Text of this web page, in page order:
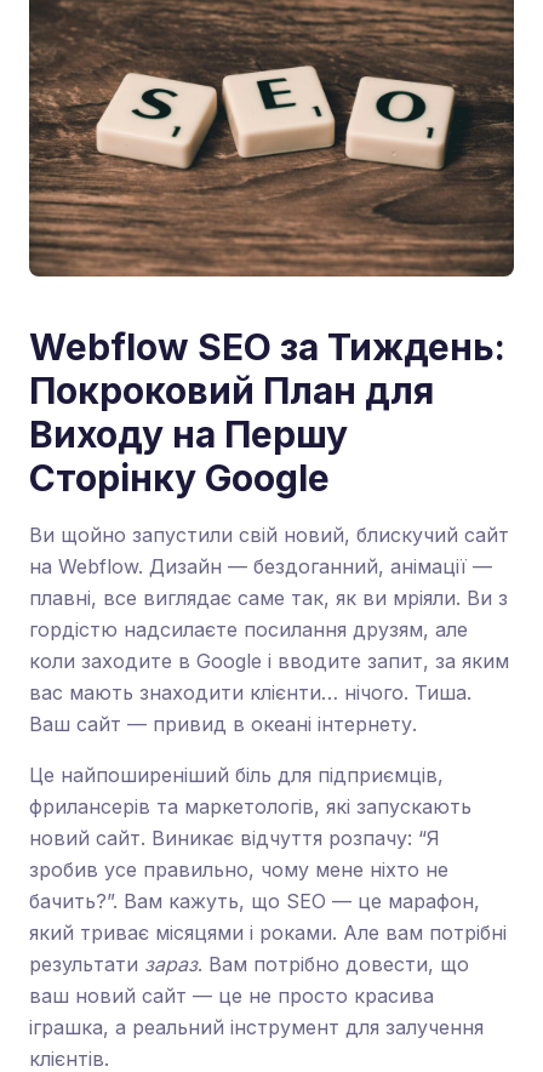
Webflow SEO за Тиждень:
Покроковий План для
Виходу на Першу
Сторінку Google
Ви щойно запустили свій новий, блискучий сайт
на Webflow. Дизайн — бездоганний, анімації —
плавні, все виглядає саме так, як ви мріяли. Ви з
гордістю надсилаєте посилання друзям, але
коли заходите в Google і вводите запит, за яким
вас мають знаходити клієнти… нічого. Тиша.
Ваш сайт — привид в океані інтернету.
Це найпоширеніший біль для підприємців,
фрилансерів та маркетологів, які запускають
новий сайт. Виникає відчуття розпачу: “Я
зробив усе правильно, чому мене ніхто не
бачить?”. Вам кажуть, що SEO — це марафон,
який триває місяцями і роками. Але вам потрібні
результати зараз. Вам потрібно довести, що
ваш новий сайт — це не просто красива
іграшка, а реальний інструмент для залучення
клієнтів.